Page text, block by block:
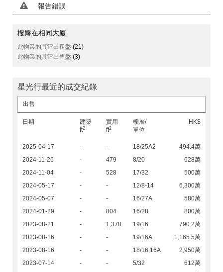
報告錯誤
樓盤在相同大廈
此物業的其它出租盤 (21)
此物業的其它出售盤 (3)
星光行最近的成交紀錄
出售
日期
建築
ft2
實用
ft2
樓層/
單位
HK$
2025-04-17 - - 18/25A2
494.4萬
2024-11-26
- 479 8/20
628萬
2024-11-04
- 528 17/32
500萬
2024-05-17
- - 12/8-14
6,300萬
2024-05-07
- - 16/27A
580萬
2024-01-29
- 804 16/28
800萬
2023-08-21
- 1,370 19/16
790.2萬
2023-08-16
- - 19/16A
1,165.5萬
2023-08-16
- - 18/16,16A
2,950萬
2023-07-14
- - 5/32
612萬